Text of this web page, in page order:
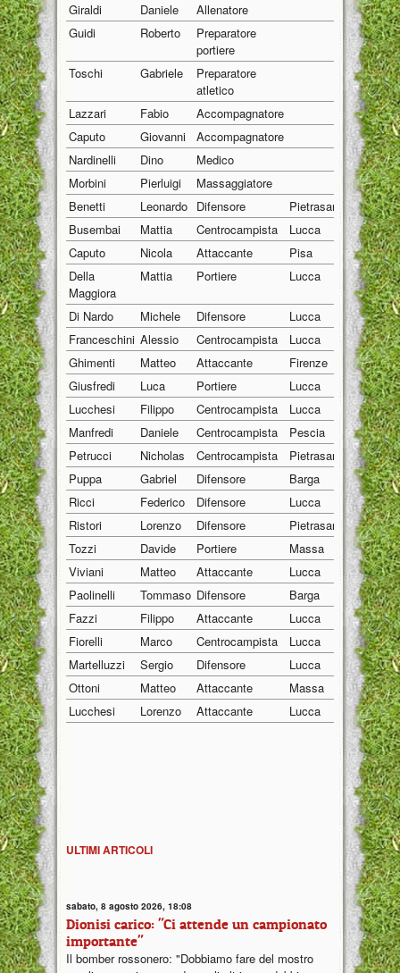
Giraldi
Daniele Allenatore
01/01/
Guidi
Roberto
Preparatore
portiere
01/01/
Toschi Gabriele
Preparatore
atletico
01/01/
Lazzari Fabio Accompagnatore
01/01/
Caputo
Giovanni Accompagnatore
01/01/
Nardinelli
Dino Medico
01/01/
Morbini
Pierluigi Massaggiatore
01/01/
Benetti
Leonardo Difensore Pietrasanta
08/05/
Busembai
Mattia Centrocampista Lucca
18/02/
Caputo
Nicola Attaccante Pisa
14/01/
Della
Maggiora
Mattia Portiere Lucca 06/06/
Di Nardo Michele Difensore Lucca
15/03/
Franceschini Alessio Centrocampista Lucca
05/04/
Ghimenti
Matteo Attaccante Firenze
07/04/
Giusfredi
Luca Portiere Lucca
12/05/
Lucchesi
Filippo Centrocampista Lucca
22/09/
Manfredi
Daniele Centrocampista Pescia
19/01/
Petrucci
Nicholas Centrocampista Pietrasanta
09/02/
Puppa
Gabriel Difensore Barga
07/06/
Ricci
Federico Difensore Lucca
22/06/
Ristori
Lorenzo Difensore Pietrasanta 09/10/
Tozzi
Davide Portiere Massa
17/08/
Viviani
Matteo Attaccante Lucca
19/01/
Paolinelli
Tommaso Difensore Barga
21/04/
Fazzi
Filippo Attaccante Lucca
05/01/
Fiorelli
Marco Centrocampista Lucca
03/01/
Martelluzzi
Sergio Difensore Lucca
14/02/
Ottoni
Matteo Attaccante Massa
03/02/
Lucchesi
Lorenzo Attaccante Lucca 16/12/
ULTIMI ARTICOLI
sabato, 8 agosto 2026, 18:08
Dionisi carico: "Ci attende un campionato
importante"
Il bomber rossonero: "Dobbiamo fare del mostro